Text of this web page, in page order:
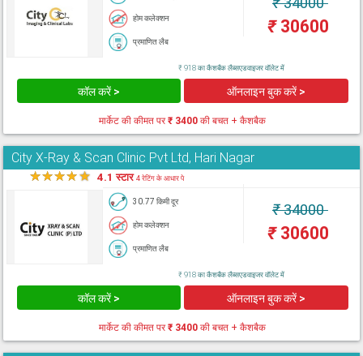
होम कलेक्शन
प्रमाणित लैब
₹30600
₹ 918 का कैशबैक लैब्सएडवाइजर वॉलेट में
कॉल करें > ऑनलाइन बुक करें >
मार्केट की कीमत पर₹ 3400 की बचत + कैशबैक
City X-Ray & Scan Clinic Pvt Ltd, Hari Nagar
★★★★★ 4.1 स्टार4 रेटिंग के आधार पे
30.77 किमी दूर
होम कलेक्शन
प्रमाणित लैब
₹34000
₹30600
₹ 918 का कैशबैक लैब्सएडवाइजर वॉलेट में
कॉल करें > ऑनलाइन बुक करें >
मार्केट की कीमत पर₹ 3400 की बचत + कैशबैक